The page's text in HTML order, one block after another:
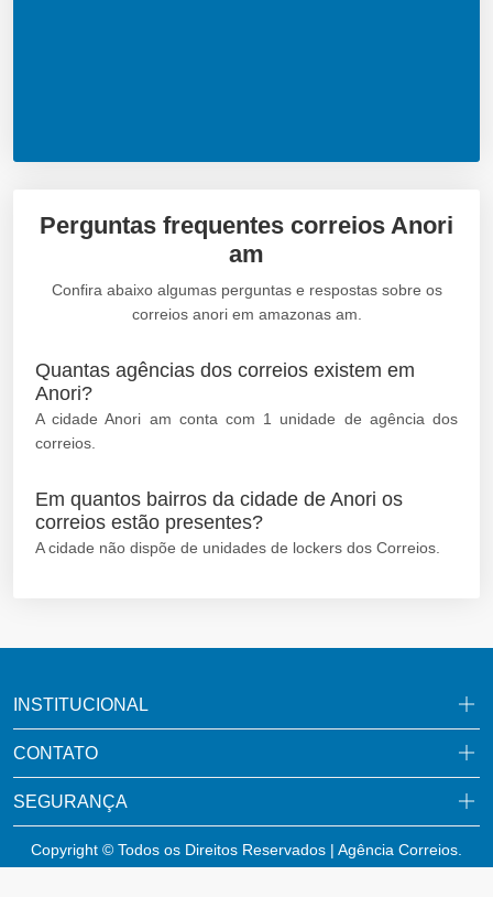
Perguntas frequentes correios Anori
am
Confira abaixo algumas perguntas e respostas sobre os
correios anori em amazonas am.
Quantas agências dos correios existem em
Anori?
A cidade Anori am conta com 1 unidade de agência dos
correios.
Em quantos bairros da cidade de Anori os
correios estão presentes?
A cidade não dispõe de unidades de lockers dos Correios.
INSTITUCIONAL
CONTATO
SEGURANÇA
Copyright © Todos os Direitos Reservados | Agência Correios.